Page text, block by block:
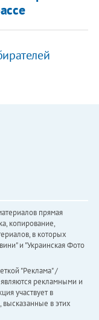
прямая
копирование,
в которых
и "Украинская Фото
"Реклама" /
рекламными и
участвует в
высказанные в этих